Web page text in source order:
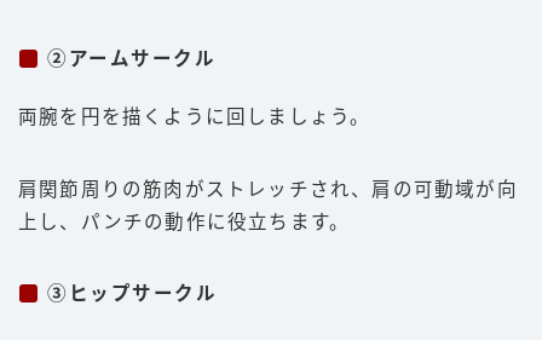
②アームサークル
両腕を円を描くように回しましょう。
肩関節周りの筋肉がストレッチされ、肩の可動域が向
上し、パンチの動作に役立ちます。
③ヒップサークル